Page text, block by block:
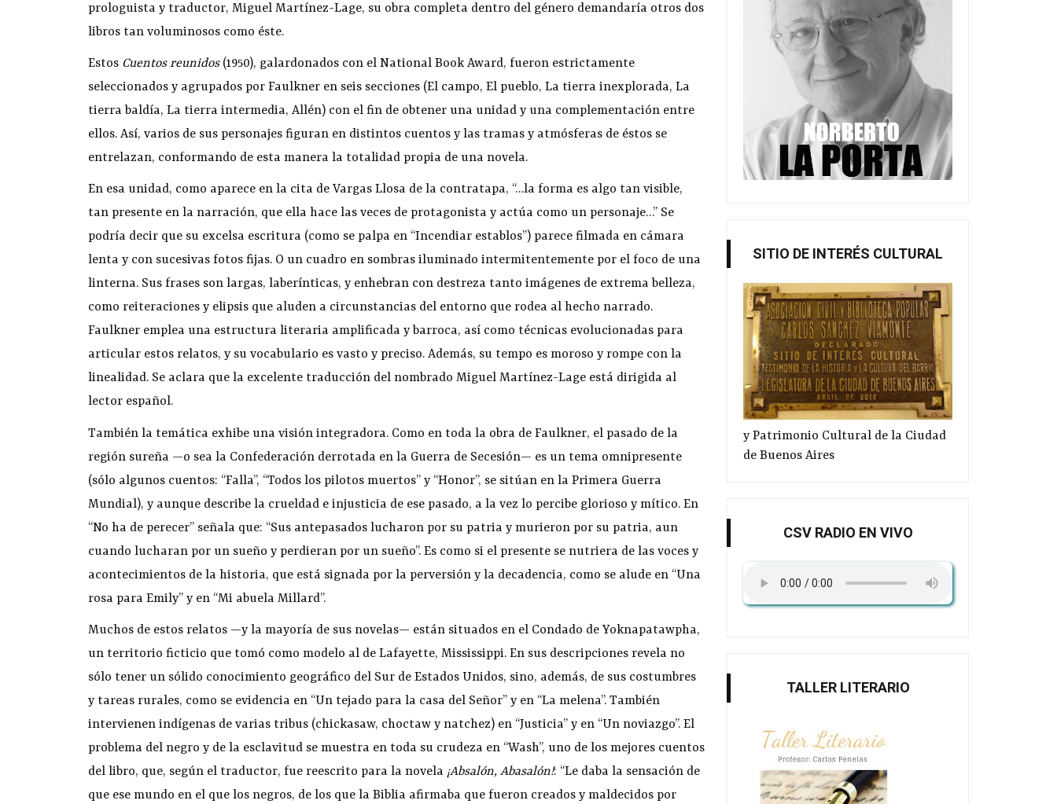
prologuista y traductor, Miguel Martínez-Lage, su obra completa dentro del género demandaría otros dos
libros tan voluminosos como éste.
Estos Cuentos reunidos(1950), galardonados con el National Book Award, fueron estrictamente
seleccionados y agrupados por Faulkner en seis secciones (El campo, El pueblo, La tierra inexplorada, La
tierra baldía, La tierra intermedia, Allén) con el fin de obtener una unidad y una complementación entre
ellos. Así, varios de sus personajes figuran en distintos cuentos y las tramas y atmósferas de éstos se
entrelazan, conformando de esta manera la totalidad propia de una novela.
En esa unidad, como aparece en la cita de Vargas Llosa de la contratapa, “…la forma es algo tan visible,
tan presente en la narración, que ella hace las veces de protagonista y actúa como un personaje…” Se
podría decir que su excelsa escritura (como se palpa en “Incendiar establos”) parece filmada en cámara
lenta y con sucesivas fotos fijas. O un cuadro en sombras iluminado intermitentemente por el foco de una
linterna. Sus frases son largas, laberínticas, y enhebran con destreza tanto imágenes de extrema belleza,
como reiteraciones y elipsis que aluden a circunstancias del entorno que rodea al hecho narrado.
Faulkner emplea una estructura literaria amplificada y barroca, así como técnicas evolucionadas para
articular estos relatos, y su vocabulario es vasto y preciso. Además, su tempo es moroso y rompe con la
linealidad. Se aclara que la excelente traducción del nombrado Miguel Martínez-Lage está dirigida al
lector español.
También la temática exhibe una visión integradora. Como en toda la obra de Faulkner, el pasado de la
región sureña —o sea la Confederación derrotada en la Guerra de Secesión— es un tema omnipresente
(sólo algunos cuentos: “Falla”, “Todos los pilotos muertos” y “Honor”, se sitúan en la Primera Guerra
Mundial), y aunque describe la crueldad e injusticia de ese pasado, a la vez lo percibe glorioso y mítico. En
“No ha de perecer” señala que: “Sus antepasados lucharon por su patria y murieron por su patria, aun
cuando lucharan por un sueño y perdieran por un sueño”. Es como si el presente se nutriera de las voces y
acontecimientos de la historia, que está signada por la perversión y la decadencia, como se alude en “Una
rosa para Emily” y en “Mi abuela Millard”.
Muchos de estos relatos —y la mayoría de sus novelas— están situados en el Condado de Yoknapatawpha,
un territorio ficticio que tomó como modelo al de Lafayette, Mississippi. En sus descripciones revela no
sólo tener un sólido conocimiento geográfico del Sur de Estados Unidos, sino, además, de sus costumbres
y tareas rurales, como se evidencia en “Un tejado para la casa del Señor” y en “La melena”. También
intervienen indígenas de varias tribus (chickasaw, choctaw y natchez) en “Justicia” y en “Un noviazgo”. El
problema del negro y de la esclavitud se muestra en toda su crudeza en “Wash”, uno de los mejores cuentos
del libro, que, según el traductor, fue reescrito para la novela ¡Absalón, Abasalón!: “Le daba la sensación de
que ese mundo en el que los negros, de los que la Biblia afirmaba que fueron creados y maldecidos por
SITIO DE INTERÉS CULTURAL
y Patrimonio Cultural de la Ciudad
de Buenos Aires
CSV RADIO EN VIVO
TALLER LITERARIO